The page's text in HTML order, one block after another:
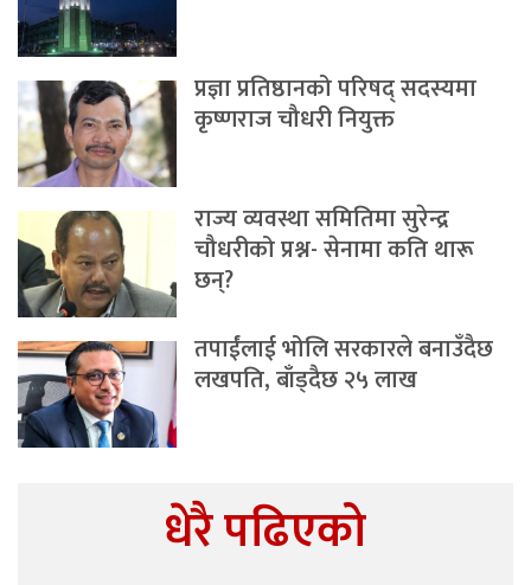
प्रज्ञा प्रतिष्ठानको परिषद् सदस्यमा
कृष्णराज चौधरी नियुक्त
राज्य व्यवस्था समितिमा सुरेन्द्र
चौधरीको प्रश्न- सेनामा कति थारू
छन्?
तपाईंलाई भोलि सरकारले बनाउँदैछ
लखपति, बाँड्दैछ २५ लाख
धेरै पढिएको